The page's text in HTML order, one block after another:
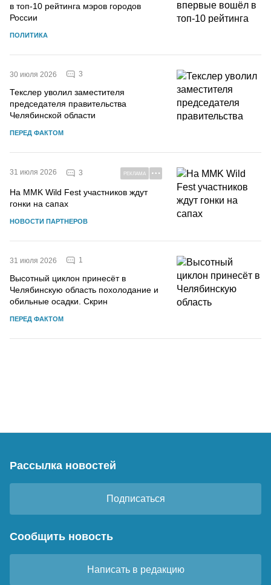
в топ-10 рейтинга мэров городов
России
ПОЛИТИКА
30 июля 2026 3
Текслер уволил заместителя
председателя правительства
Челябинской области
ПЕРЕД ФАКТОМ
31 июля 2026 3 РЕКЛАМА
На MMK Wild Fest участников ждут
гонки на сапах
НОВОСТИ ПАРТНЕРОВ
31 июля 2026 1
Высотный циклон принесёт в
Челябинскую область похолодание и
обильные осадки. Скрин
ПЕРЕД ФАКТОМ
Рассылка новостей
Подписаться
Сообщить новость
Написать в редакцию